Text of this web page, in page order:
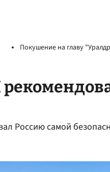
Покушение на главу
Россию самой